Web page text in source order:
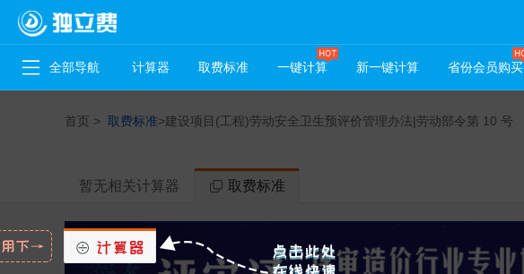
全部导航 计算器 取费标准 一键计算 新一键计算 省份会员购买
首页 > 取费标准>建设项目(工程)劳动安全卫生预评价管理办法|劳动部令第 10 号
暂无相关计算器 取费标准